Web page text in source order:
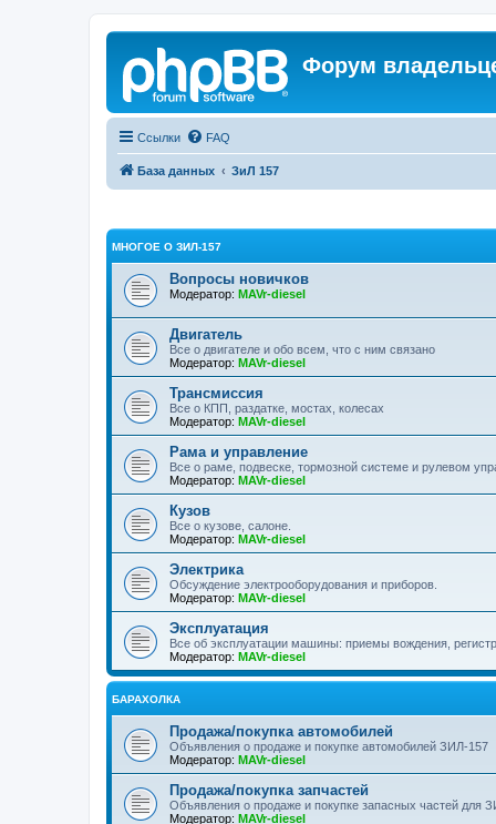
Форум
Ссылки FAQ
База данных ЗиЛ 157
МНОГОЕ О ЗИЛ-157
Вопросы новичков
Модератор: MAVr-diesel
Двигатель
Все о двигателе и обо всем, что с ним связано
Модератор: MAVr-diesel
Трансмиссия
Все о КПП, раздатке, мостах, колесах
Модератор: MAVr-diesel
Рама и управление
Все о раме, подвеске, тормозной системе и рулевом
Модератор: MAVr-diesel
Кузов
Все о кузове, салоне.
Модератор: MAVr-diesel
Электрика
Обсуждение электрооборудования и приборов.
Модератор: MAVr-diesel
Эксплуатация
Все об эксплуатации машины: приемы вождения,
Модератор: MAVr-diesel
БАРАХОЛКА
Продажа/покупка автомобилей
Объявления о продаже и покупке автомобилей ЗИЛ-157
Модератор: MAVr-diesel
Продажа/покупка запчастей
Объявления о продаже и покупке запасных частей для
Модератор: MAVr-diesel